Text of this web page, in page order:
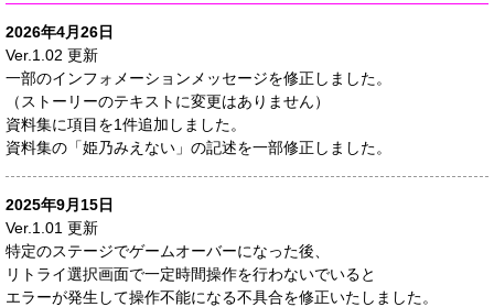
2026年4月26日
Ver.1.02 更新
一部のインフォメーションメッセージを修正しました。
（ストーリーのテキストに変更はありません）
資料集に項目を1件追加しました。
資料集の「姫乃みえない」の記述を一部修正しました。
2025年9月15日
Ver.1.01 更新
特定のステージでゲームオーバーになった後、
リトライ選択画面で一定時間操作を行わないでいると
エラーが発生して操作不能になる不具合を修正いたしました。